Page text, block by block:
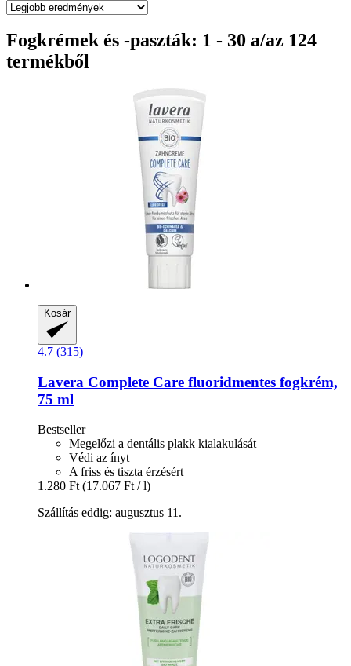
Fogkrémek és -paszták: 1 - 30 a/az 124
termékből
Kosár
4.7 (315)
Lavera Complete Care fluoridmentes fogkrém,
75 ml
Bestseller
Megelőzi a dentális plakk kialakulását
Védi az ínyt
A friss és tiszta érzésért
1.280 Ft (17.067 Ft / l)
Szállítás eddig: augusztus 11.